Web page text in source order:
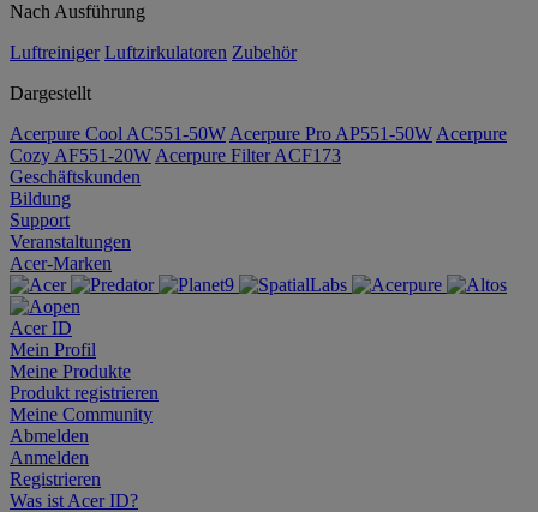
Nach Ausführung
Luftreiniger Luftzirkulatoren Zubehör
Dargestellt
Acerpure Cool AC551-50W Acerpure Pro AP551-50W Acerpure
Cozy AF551-20W Acerpure Filter ACF173
Geschäftskunden
Bildung
Support
Veranstaltungen
Acer-Marken
Acer ID
Mein Profil
Meine Produkte
Produkt registrieren
Meine Community
Abmelden
Anmelden
Registrieren
Was ist Acer ID?